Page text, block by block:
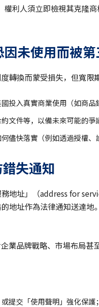
權利人須立即檢視其克隆
因未使用而被
轉換而蒙受損失，但寬限
投入真實商業使用（如商品
文件等，以備未來可能的爭
儘快落實（例如透過授權、
失通知
地址」（address for
地址作為法律通知送達
業品牌戰略、市場布局甚
提交「使用聲明」強化保護；